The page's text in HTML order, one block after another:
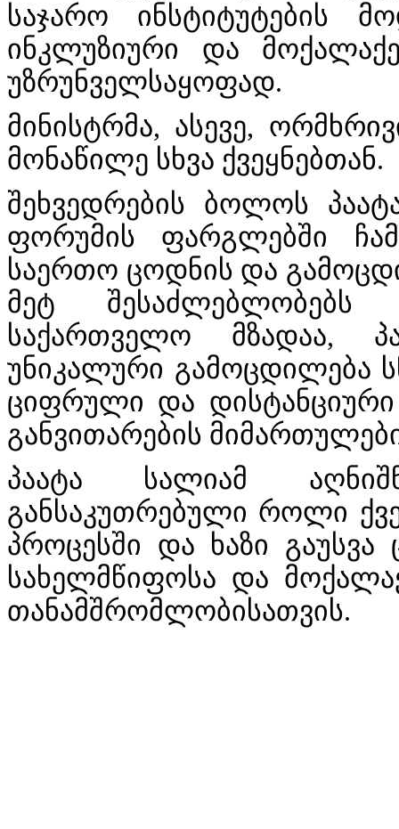
საჯარო ინსტიტუტების
ინკლუზიური და
უზრუნველსაყოფად.
მინისტრმა, ასევე,
მონაწილე სხვა ქვეყნებთან.
შეხვედრების ბოლოს
ფორუმის ფარგლებში
საერთო ცოდნის და
მეტ შესაძლებლობებს
საქართველო მზადაა,
უნიკალური გამოცდილება
ციფრული და დისტანციური
განვითარების
პაატა სალიამ
განსაკუთრებული როლი
პროცესში და ხაზი
სახელმწიფოსა და
თანამშრომლობისათვის.